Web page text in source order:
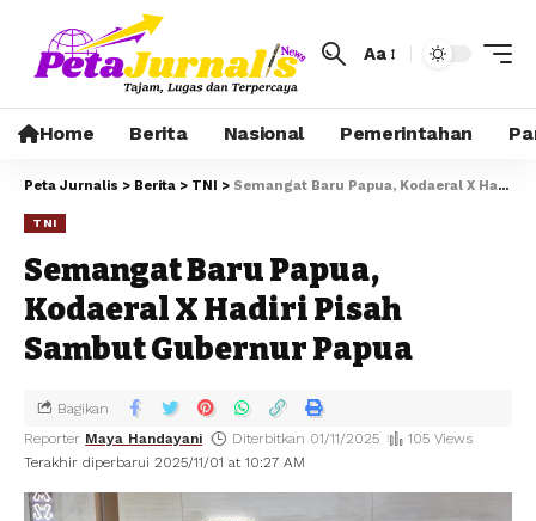
Aa
Home Berita Nasional Pemerintahan
Peta Jurnalis > Berita > TNI > Semangat Baru Papua, Kodaeral X Hadiri Pisah Sambut Gubernur Papua
TNI
Semangat Baru Papua,
Kodaeral X Hadiri Pisah
Sambut Gubernur Papua
Terakhir diperbarui 2025/11/01 at 10:27 AM
Reporter Maya Handayani Diterbitkan 01/11/2025 105 Views
Bagikan